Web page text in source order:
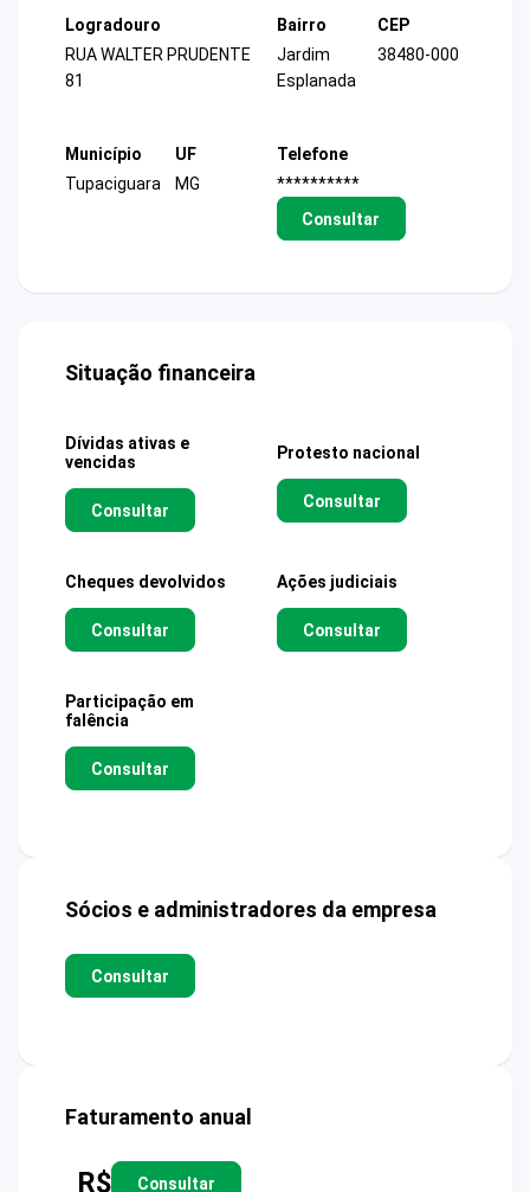
Logradouro
RUA WALTER PRUDENTE
81
Bairro
Jardim
Esplanada
CEP
38480-000
Município
Tupaciguara
UF
MG
Telefone
**********
Consultar
Situação financeira
Dívidas ativas e
vencidas
Consultar
Protesto nacional
Consultar
Cheques devolvidos
Consultar
Ações judiciais
Consultar
Participação em
falência
Consultar
Sócios e administradores da empresa
Consultar
Faturamento anual
R$ Consultar